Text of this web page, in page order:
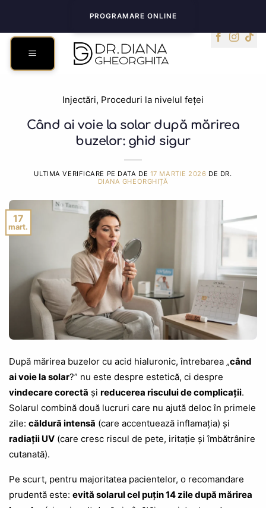
content
PROGRAMARE ONLINE
Injectări, Proceduri la nivelul feței
Când ai voie la solar după mărirea
buzelor: ghid sigur
ULTIMA VERIFICARE PE DATA DE 17 MARTIE 2026 DE DR.
DIANA GHEORGHIȚĂ
17
mart.
După mărirea buzelor cu acid hialuronic, întrebarea „când
ai voie la solar?” nu este despre estetică, ci despre
vindecare corectă și reducerea riscului de complicații.
Solarul combină două lucruri care nu ajută deloc în primele
zile: căldură intensă (care accentuează inflamația) și
radiații UV (care cresc riscul de pete, iritație și îmbătrânire
cutanată).
Pe scurt, pentru majoritatea pacientelor, o recomandare
prudentă este: evită solarul cel puțin 14 zile după mărirea